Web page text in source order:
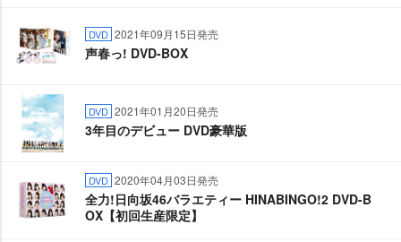
DVD 2021年09月15日発売
声春っ! DVD-BOX
DVD 2021年01月20日発売
3年目のデビュー DVD豪華版
DVD 2020年04月03日発売
全力!日向坂46バラエティー HINABINGO!2 DVD-B
OX【初回生産限定】